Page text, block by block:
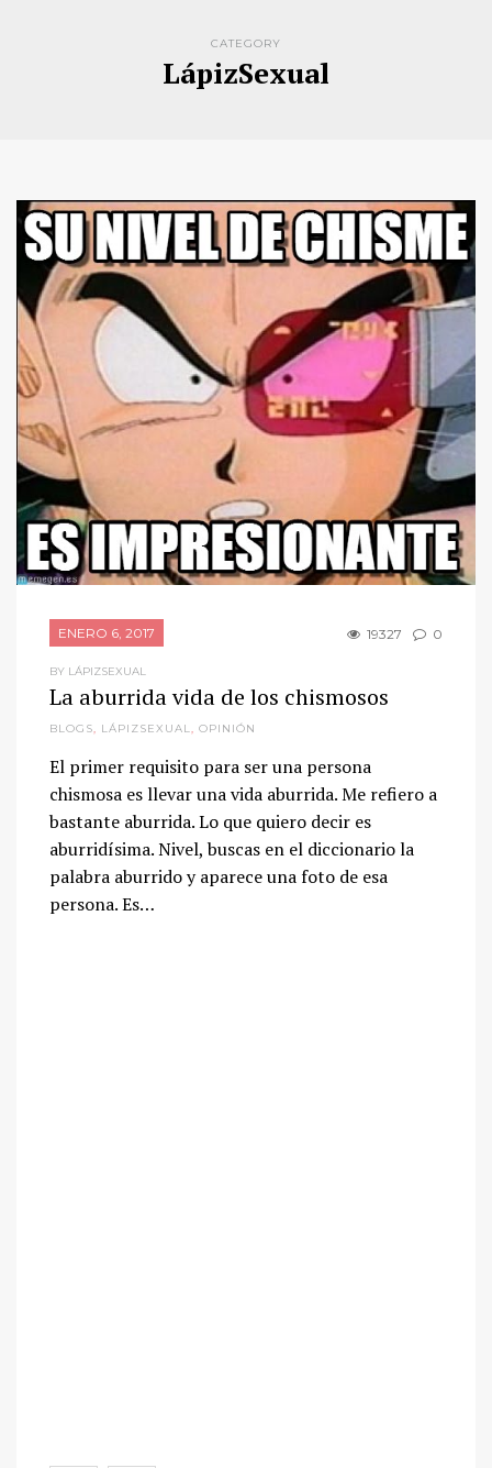
CATEGORY
LápizSexual
ENERO 6, 2017 19327 0
BY LÁPIZSEXUAL
La aburrida vida de los chismosos
BLOGS, LÁPIZSEXUAL, OPINIÓN
El primer requisito para ser una persona
chismosa es llevar una vida aburrida. Me refiero a
bastante aburrida. Lo que quiero decir es
aburridísima. Nivel, buscas en el diccionario la
palabra aburrido y aparece una foto de esa
persona. Es…